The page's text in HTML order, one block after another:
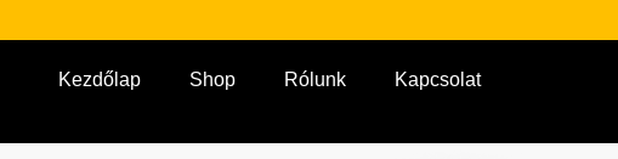
Kezdőlap Shop Rólunk Kapcsolat